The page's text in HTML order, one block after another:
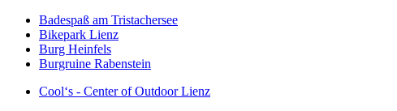
Badespaß am Tristachersee
Bikepark Lienz
Burg Heinfels
Burgruine Rabenstein
Cool‘s - Center of Outdoor Lienz